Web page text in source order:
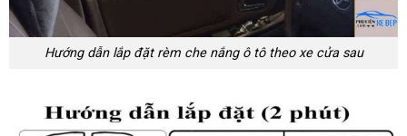
Hướng dẫn lắp đặt rèm che nắng ô tô theo xe cửa sau